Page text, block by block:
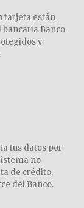
tarjeta están
Banco
y
tus datos por
no
de crédito,
del Banco.